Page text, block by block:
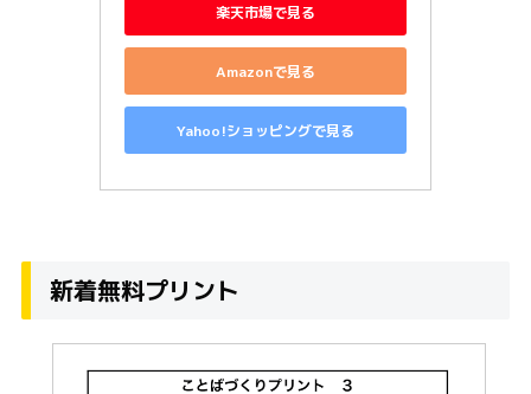
楽天市場で見る
Amazonで見る
Yahoo!ショッピングで見る
新着無料プリント